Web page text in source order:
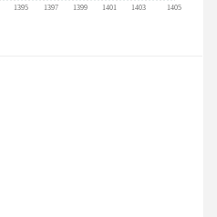
1395 1397 1399 1401 1403 1405